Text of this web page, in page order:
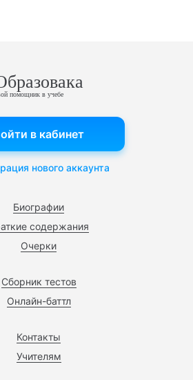
помощник в учебе
Биографии
содержания
Очерки
Сборник тестов
Онлайн-баттл
Контакты
Учителям
в кабинет
нового аккаунта